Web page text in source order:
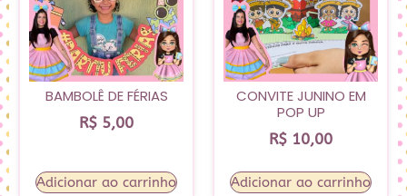
BAMBOLÊ DE FÉRIAS
R$ 5,00
Adicionar ao carrinho
CONVITE JUNINO EM
POP UP
R$ 10,00
Adicionar ao carrinho